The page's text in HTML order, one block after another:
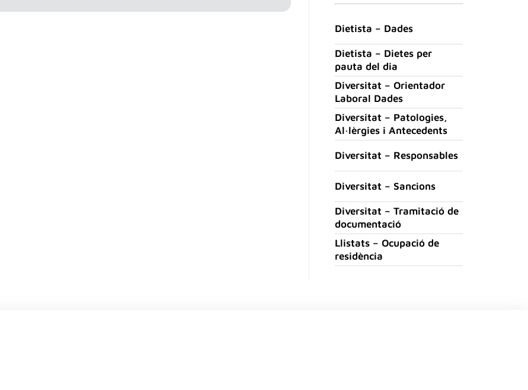
Dietista – Dades
Dietista – Dietes per
pauta del dia
Diversitat – Orientador
Laboral Dades
Diversitat – Patologies,
Al·lèrgies i Antecedents
Diversitat – Responsables
Diversitat – Sancions
Diversitat – Tramitació de
documentació
Llistats – Ocupació de
residència